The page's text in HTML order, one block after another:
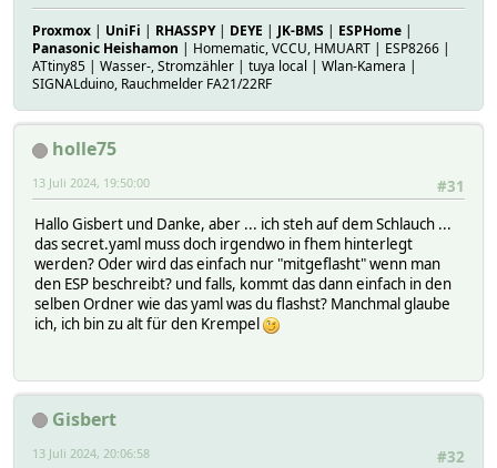
Proxmox | UniFi | RHASSPY| DEYE | JK-BMS | ESPHome |
Panasonic Heishamon | Homematic, VCCU, HMUART | ESP8266 |
ATtiny85 | Wasser-, Stromzähler | tuya local | Wlan-Kamera |
SIGNALduino, Rauchmelder FA21/22RF
holle75
#31
13 Juli 2024, 19:50:00
Hallo Gisbert und Danke, aber ... ich steh auf dem Schlauch ...
das secret.yaml muss doch irgendwo in fhem hinterlegt
werden? Oder wird das einfach nur "mitgeflasht" wenn man
den ESP beschreibt? und falls, kommt das dann einfach in den
selben Ordner wie das yaml was du flashst? Manchmal glaube
ich, ich bin zu alt für den Krempel
Gisbert
#32
13 Juli 2024, 20:06:58